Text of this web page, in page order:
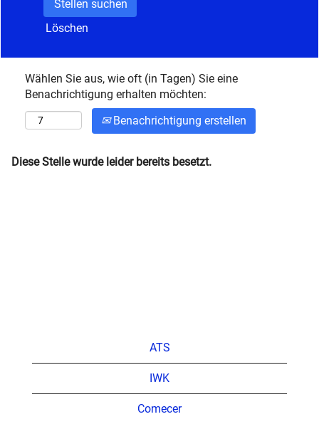
Löschen
Wählen Sie aus, wie oft (in Tagen) Sie eine
Benachrichtigung erhalten möchten:
Benachrichtigung erstellen
Diese Stelle wurde leider bereits besetzt.
ATS
IWK
Comecer